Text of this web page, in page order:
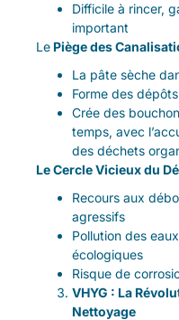
Difficile à rincer,
important
Le Piège des
La pâte sèche
Forme des
Crée des
temps, avec
des déchets
Le Cercle Vicieux du
Recours aux
agressifs
Pollution des
écologiques
Risque de
VHYG : La
Nettoyage